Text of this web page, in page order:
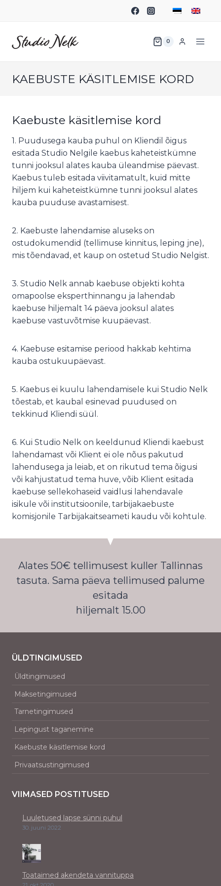
0
KAEBUSTE KÄSITLEMISE KORD
Kaebuste käsitlemise kord
1. Puudusega kauba puhul on Kliendil õigus
esitada Studio Nelgile kaebus kaheteistkümne
tunni jooksul alates kauba üleandmise päevast.
Kaebus tuleb esitada viivitamatult, kuid mitte
hiljem kui kaheteistkümne tunni jooksul alates
kauba puuduse avastamisest.
2. Kaebuste lahendamise aluseks on
ostudokumendid (tellimuse kinnitus, leping jne),
mis tõendavad, et kaup on ostetud Studio Nelgist.
3. Studio Nelk annab kaebuse objekti kohta
omapoolse eksperthinnangu ja lahendab
kaebuse hiljemalt 14 päeva jooksul alates
kaebuse vastuvõtmise kuupäevast.
4. Kaebuse esitamise periood hakkab kehtima
kauba ostukuupäevast.
5. Kaebus ei kuulu lahendamisele kui Studio Nelk
tõestab, et kaubal esinevad puudused on
tekkinud Kliendi süül.
6. Kui Studio Nelk on keeldunud Kliendi kaebust
lahendamast või Klient ei ole nõus pakutud
lahendusega ja leiab, et on rikutud tema õigusi
või kahjustatud tema huve, võib Klient esitada
kaebuse sellekohaseid vaidlusi lahendavale
isikule või institutsioonile, tarbijakaebuste
komisjonile Tarbijakaitseameti kaudu või kohtule.
Alates 50€ tellimusest kuller Tallinnas
tasuta. Sama päeva tellimused palume
esitada
hiljemalt 15.00
ÜLDTINGIMUSED
Üldtingimused
Maksetingimused
Tarnetingimused
Lepingust taganemine
Kaebuste käsitlemise kord
Privaatsustingimused
VIIMASED POSTITUSED
Luuletused lapse sünni puhul
30. juuni 2022
Toataimed akendeta vannituppa